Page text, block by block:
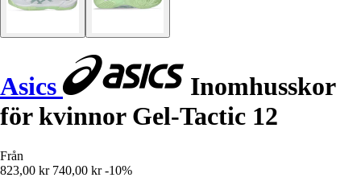
Asics
Inomhusskor
för kvinnor Gel-Tactic 12
Från
823,00 kr 740,00 kr -10%